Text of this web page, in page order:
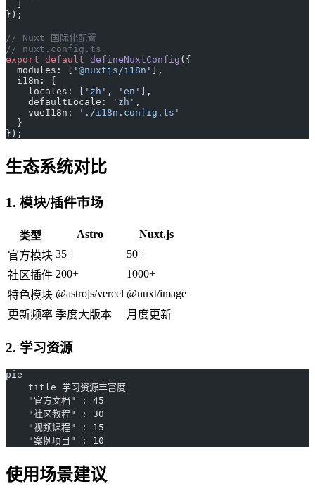
});
// Nuxt 国际化配置
// nuxt.config.ts
export default defineNuxtConfig ({
  modules: [
'@nuxtjs/i18n'
],
  i18n: {
    locales: [
'zh' , 'en'
],
    defaultLocale:
'zh' ,
    vueI18n:
'./i18n.config.ts'
  }
});
生态系统对比
1. 模块/插件市场
类型 Astro
Nuxt.js
官方模块 35+
50+
社区插件 200+
1000+
特色模块 @astrojs/vercel @nuxt/image
更新频率 季度大版本 月度更新
2. 学习资源
pie
    title 学习资源丰富度
    "官方文档" : 45
    "社区教程" : 30
    "视频课程" : 15
    "案例项目" : 10
使用场景建议